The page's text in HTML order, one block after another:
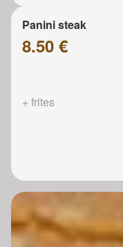
Panini steak
8.50 €
+ frites